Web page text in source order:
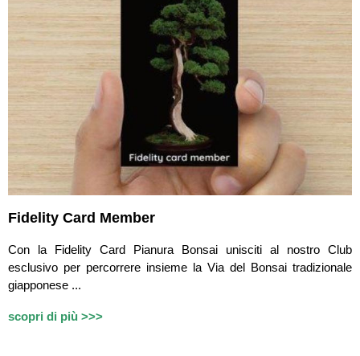
Fidelity Card Member
Con la Fidelity Card Pianura Bonsai unisciti al nostro Club
esclusivo per percorrere insieme la Via del Bonsai tradizionale
giapponese ...
scopri di più >>>